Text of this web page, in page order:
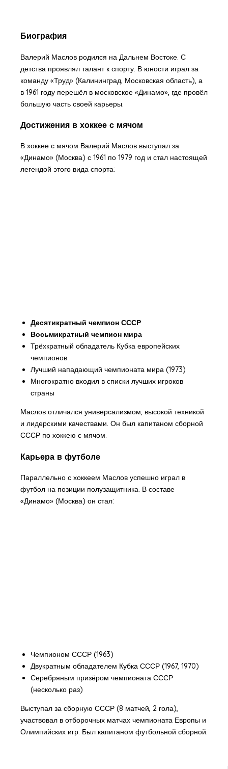
Биография
Валерий Маслов родился на Дальнем Востоке. С
детства проявлял талант к спорту. В юности играл за
команду «Труд» (Калининград, Московская область), а
в 1961 году перешёл в московское «Динамо», где провёл
большую часть своей карьеры.
Достижения в хоккее с мячом
В хоккее с мячом Валерий Маслов выступал за
«Динамо» (Москва) с 1961 по 1979 год и стал настоящей
легендой этого вида спорта:
Десятикратный чемпион СССР
Восьмикратный чемпион мира
Трёхкратный обладатель Кубка европейских
чемпионов
Лучший нападающий чемпионата мира (1973)
Многократно входил в списки лучших игроков
страны
Маслов отличался универсализмом, высокой техникой
и лидерскими качествами. Он был капитаном сборной
СССР по хоккею с мячом.
Карьера в футболе
Параллельно с хоккеем Маслов успешно играл в
футбол на позиции полузащитника. В составе
«Динамо» (Москва) он стал:
Чемпионом СССР (1963)
Двукратным обладателем Кубка СССР (1967, 1970)
Серебряным призёром чемпионата СССР
(несколько раз)
Выступал за сборную СССР (8 матчей, 2 гола),
участвовал в отборочных матчах чемпионата Европы и
Олимпийских игр. Был капитаном футбольной сборной.